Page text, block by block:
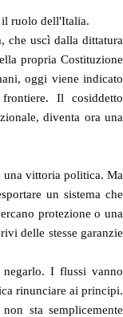
il ruolo dell'Italia.
che uscì dalla dittatura
propria Costituzione
oggi viene indicato
Il cosiddetto
diventa ora una
vittoria politica. Ma
un sistema che
protezione o una
delle stesse garanzie
negarlo. I flussi vanno
rinunciare ai principi.
sta semplicemente